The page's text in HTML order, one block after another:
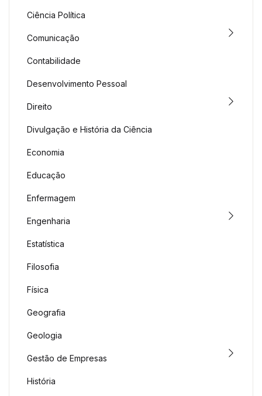
Ciência Política
Comunicação
Contabilidade
Desenvolvimento Pessoal
Direito
Divulgação e História da Ciência
Economia
Educação
Enfermagem
Engenharia
Estatística
Filosofia
Física
Geografia
Geologia
Gestão de Empresas
História